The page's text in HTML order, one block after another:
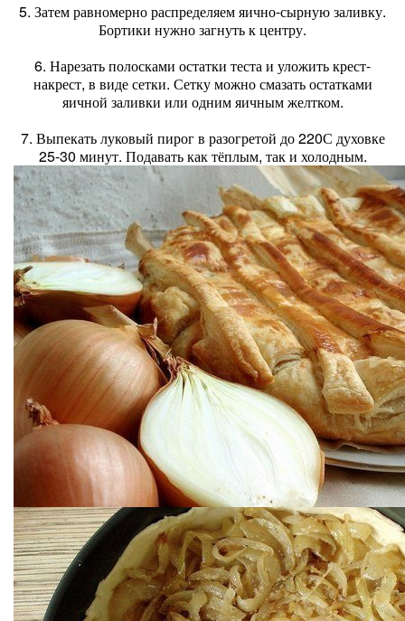
5. Затем равномерно распределяем яично-сырную заливку.
Бортики нужно загнуть к центру.
6. Нарезать полосками остатки теста и уложить крест-
накрест, в виде сетки. Сетку можно смазать остатками
яичной заливки или одним яичным желтком.
7. Выпекать луковый пирог в разогретой до 220С духовке
25-30 минут. Подавать как тёплым, так и холодным.